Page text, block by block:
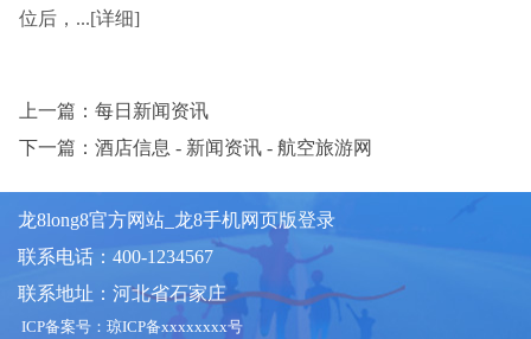
位后，...[详细]
上一篇：每日新闻资讯
下一篇：酒店信息 - 新闻资讯 - 航空旅游网
龙8long8官方网站_龙8手机网页版登录
联系电话：400-1234567
联系地址：河北省石家庄
ICP备案号： 琼ICP备xxxxxxxx号